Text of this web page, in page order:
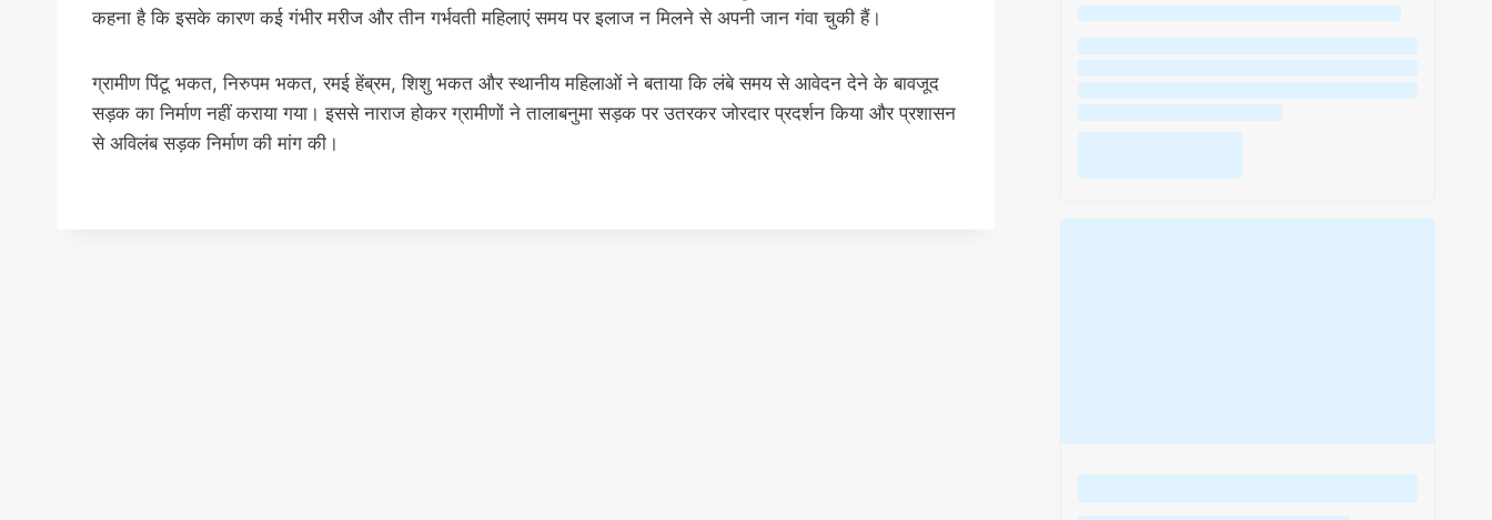
कहना है कि इसके कारण कई गंभीर मरीज और तीन गर्भवती महिलाएं समय पर इलाज न मिलने से अपनी जान गंवा चुकी हैं।
ग्रामीण पिंटू भकत, निरुपम भकत, रमई हेंब्रम, शिशु भकत और स्थानीय महिलाओं ने बताया कि लंबे समय से आवेदन देने के बावजूद
सड़क का निर्माण नहीं कराया गया। इससे नाराज होकर ग्रामीणों ने तालाबनुमा सड़क पर उतरकर जोरदार प्रदर्शन किया और प्रशासन
से अविलंब सड़क निर्माण की मांग की।